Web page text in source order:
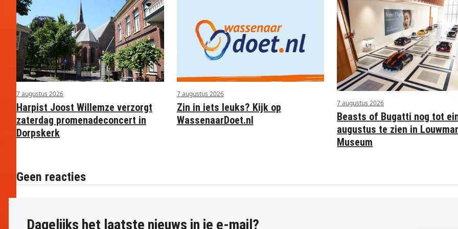
7 augustus 2026
Harpist Joost Willemze verzorgt
zaterdag promenadeconcert in
Dorpskerk
7 augustus 2026
Zin in iets leuks? Kijk op
WassenaarDoet.nl
7 augustus 2026
Beasts of Bugatti nog tot
augustus te zien in
Museum
Geen reacties
Dagelijks het laatste nieuws in je e-mail?